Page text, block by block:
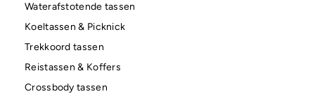
Waterafstotende tassen
Koeltassen & Picknick
Trekkoord tassen
Reistassen & Koffers
Crossbody tassen